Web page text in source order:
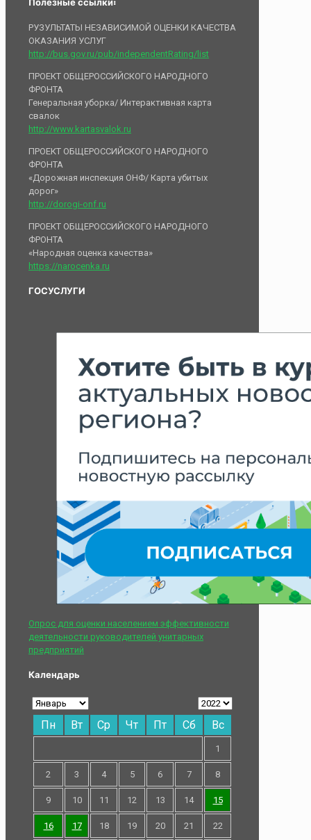
РУЗУЛЬТАТЫ НЕЗАВИСИМОЙ ОЦЕНКИ КАЧЕСТВА
ОКАЗАНИЯ УСЛУГ
http://bus.gov.ru/pub/independentRating/list
ПРОЕКТ ОБЩЕРОССИЙСКОГО НАРОДНОГО
ФРОНТА
Генеральная уборка/ Интерактивная карта
свалок
http://www.kartasvalok.ru
ПРОЕКТ ОБЩЕРОССИЙСКОГО НАРОДНОГО
ФРОНТА
«Дорожная инспекция ОНФ/ Карта убитых
дорог»
http://dorogi-onf.ru
ПРОЕКТ ОБЩЕРОССИЙСКОГО НАРОДНОГО
ФРОНТА
«Народная оценка качества»
https://narocenka.ru
ГОСУСЛУГИ
Опрос для оценки населением эффективности
деятельности руководителей унитарных
предприятий
Календарь
Пн Вт Ср Чт Пт Сб Вс
1
2 3 4 5 6 7 8
9 10 11 12 13 14 15
16 17 18 19 20 21 22